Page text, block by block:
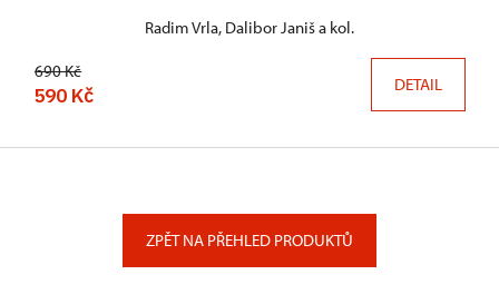
Radim Vrla, Dalibor Janiš a kol.
690 Kč
590 Kč DETAIL
ZPĚT NA PŘEHLED PRODUKTŮ